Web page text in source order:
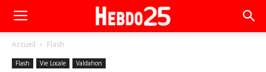
Accueil Flash
Flash Vie Locale Valdahon